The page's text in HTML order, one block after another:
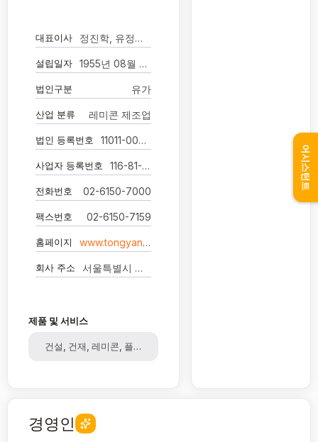
대표이사 정진학, 유정민(각자 대표이사)
설립일자 1955년 08월 25일
법인구분 유가
산업 분류 레미콘 제조업
법인 등록번호 11011-0005333
사업자 등록번호 116-81-34352
전화번호 02-6150-7000
팩스번호 02-6150-7159
홈페이지 www.tongyanginc.co.kr
회사 주소 서울특별시 영등포구 국제금융로2길 24 -
제품 및 서비스
건설, 건재, 레미콘, 플랜트, 산업용송풍기, 섬유, 원사, 부직포
경영인
어시스턴트